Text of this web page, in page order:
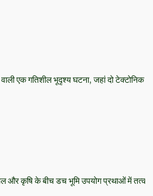
एक गतिशील भूदृश्य घटना, जहां दो टेक्टोनिक
और कृषि के बीच डच भूमि उपयोग प्रथाओं में